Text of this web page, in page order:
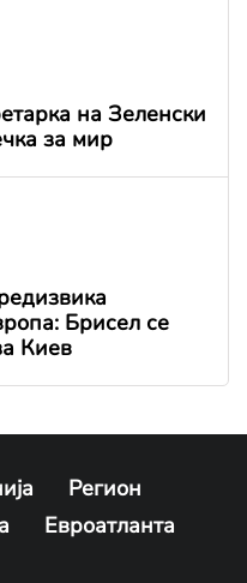
на Зеленски
за мир
Брисел се
Киев
Регион
Евроатланта